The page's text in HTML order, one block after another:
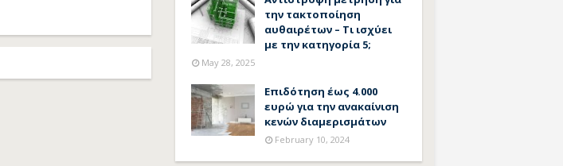
την τακτοποίηση
αυθαιρέτων – Τι ισχύει
με την κατηγορία 5;
May 28, 2025
Επιδότηση έως 4.000
ευρώ για την ανακαίνιση
κενών διαμερισμάτων
February 10, 2024